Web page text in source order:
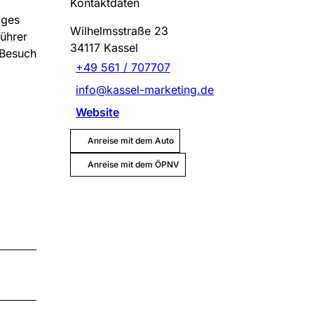
Wilhelmsstraße 23
34117 Kassel
+49 561 / 707707
info@kassel-marketing.de
Website
Anreise mit dem Auto
Anreise mit dem ÖPNV